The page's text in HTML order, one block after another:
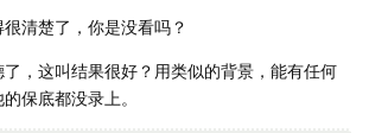
清楚了，你是没看吗？
，这叫结果很好？用类似的背景，能有任何
保底都没录上。